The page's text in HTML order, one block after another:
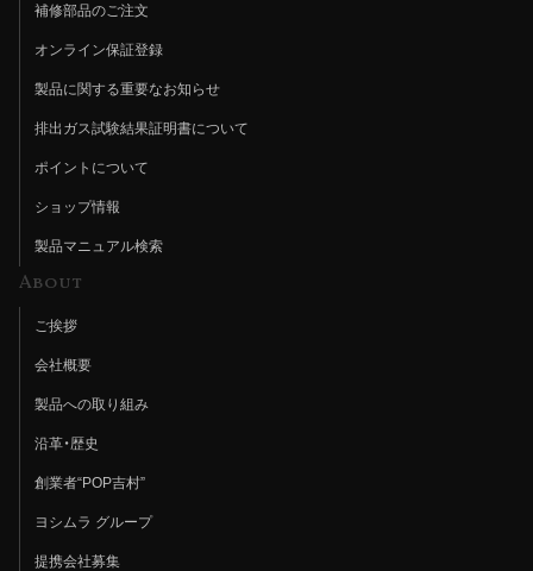
補修部品のご注文
オンライン保証登録
製品に関する重要なお知らせ
排出ガス試験結果証明書について
ポイントについて
ショップ情報
製品マニュアル検索
About
ご挨拶
会社概要
製品への取り組み
沿革・歴史
創業者“POP吉村”
ヨシムラ グループ
提携会社募集